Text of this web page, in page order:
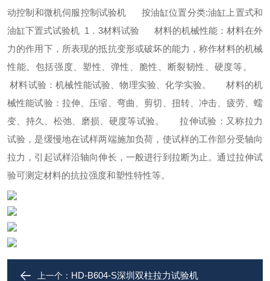
动控制和微机伺服控制试验机
按油缸位置分类:油缸上置式和
油缸下置式试验机 1．3材料试验
材料的机械性能：材料在外
力的作用下，所表现的抵抗变形或破坏的能力，称作材料的机械
性能。包括强度、塑性、弹性、脆性、断裂韧性、硬度等。
材料试验：机械性能试验、物理实验、化学实验。
材料的机
械性能试验：拉伸、压缩、弯曲、剪切、扭转、冲击、疲劳、蠕
变、持久、松弛、磨损、硬度等试验。
拉伸试验：又称拉力
试验，是缓慢地在试样两端施加负荷，使试样的工作部分受轴向
拉力，引起试样沿轴向伸长，一般进行到拉断为止。通过拉伸试
验可测定材料的抗拉强度和塑性特性等。
上一个： HD-B604-S深圳双柱拉力试验机